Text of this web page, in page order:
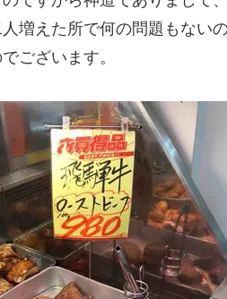
増えた所で何の問題もない
ございます。